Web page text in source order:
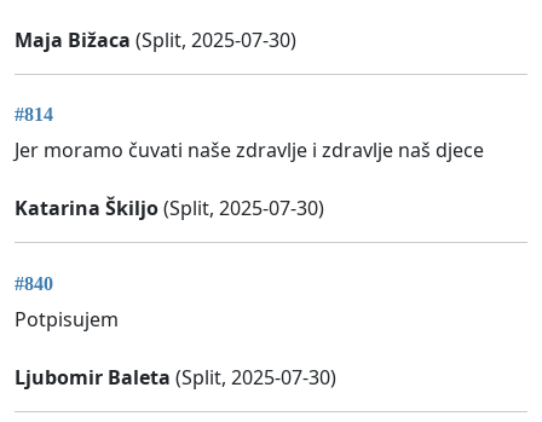
Maja Bižaca (Split, 2025-07-30)
#814
Jer moramo čuvati naše zdravlje i zdravlje naš djece
Katarina Škiljo(Split, 2025-07-30)
#840
Potpisujem
Ljubomir Baleta (Split, 2025-07-30)